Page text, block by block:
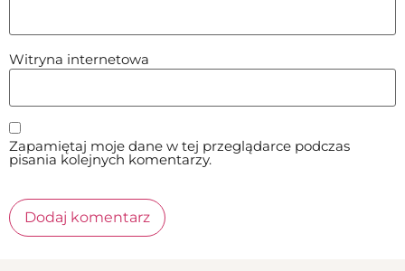
Witryna internetowa
Zapamiętaj moje dane w tej przeglądarce podczas
pisania kolejnych komentarzy.